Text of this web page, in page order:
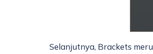
Selanjutnya, Brackets